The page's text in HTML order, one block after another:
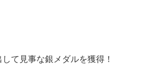
て見事な銀メダルを獲得！